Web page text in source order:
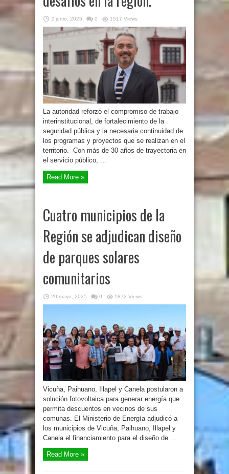
2 junio, 2025 0 1517 Views
La autoridad reforzó el compromiso de trabajo
interinstitucional, de fortalecimiento de la
seguridad pública y la necesaria continuidad de
los programas y proyectos que se realizan en el
territorio. Con más de 30 años de trayectoria en
el servicio público, ...
Read More »
Cuatro municipios de la
Región se adjudican diseño
de parques solares
comunitarios
20 mayo, 2025 0 1872 Views
Vicuña, Paihuano, Illapel y Canela postularon a
solución fotovoltaica para generar energía que
permita descuentos en vecinos de sus
comunas. El Ministerio de Energía adjudicó a
los municipios de Vicuña, Paihuano, Illapel y
Canela el financiamiento para el diseño de ...
Read More »